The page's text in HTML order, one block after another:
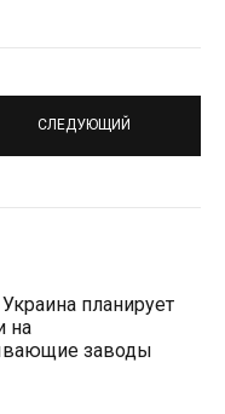
СЛЕДУЮЩИЙ
планирует
на
заводы